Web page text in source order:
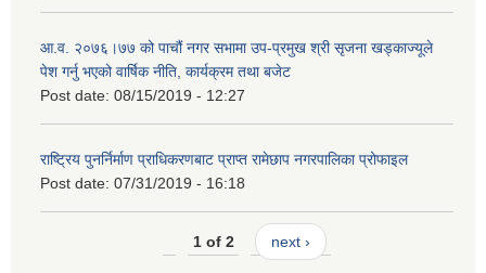
आ.व. २०७६।७७ को पाचौं नगर सभामा उप-प्रमुख श्री सृजना खड्काज्यूले
पेश गर्नु भएको वार्षिक नीति, कार्यक्रम तथा बजेट
Post date: 08/15/2019 - 12:27
राष्ट्रिय पुनर्निर्माण प्राधिकरणबाट प्राप्त रामेछाप नगरपालिका प्रोफाइल
Post date: 07/31/2019 - 16:18
1 of 2 next ›